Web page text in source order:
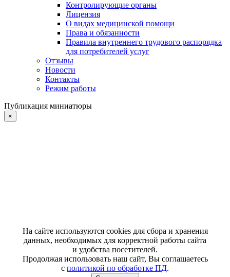
Контролирующие органы
Лицензия
О видах медицинской помощи
Права и обязанности
Правила внутреннего трудового распорядка
для потребителей услуг
Отзывы
Новости
Контакты
Режим работы
Публикация миниатюры
×
На сайте используются cookies для сбора и хранения
данных, необходимых для корректной работы сайта
и удобства посетителей.
Продолжая использовать наш сайт, Вы соглашаетесь
с политикой по обработке ПД.